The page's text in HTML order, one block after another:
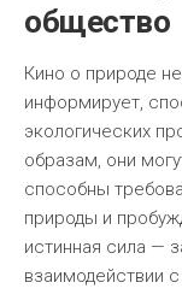
общество
Кино о природе
информирует,
экологических
образам, они
способны
природы и
истинная сила —
взаимодействии